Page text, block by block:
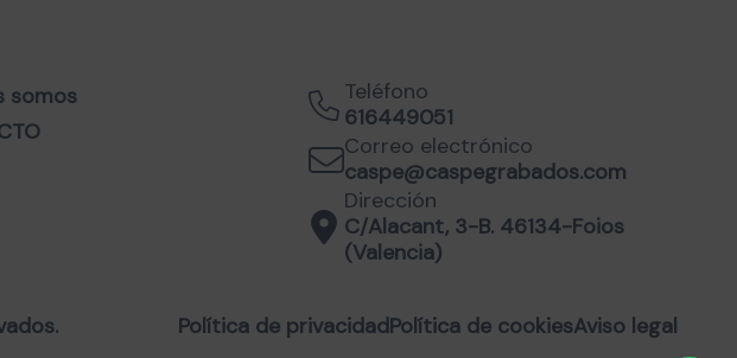
somos
Teléfono
616449051
Correo electrónico
caspe@caspegrabados.com
Dirección
C/Alacant, 3-B. 46134-Foios
(Valencia)
Política de privacidadPolítica de cookiesAviso legal